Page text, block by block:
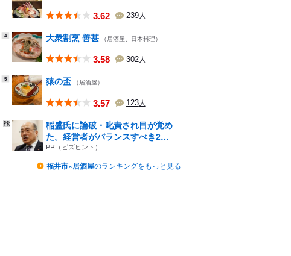
3.62 239人
4 大衆割烹 善甚 （居酒屋、日本料理）
3.58 302人
5 猿の盃 （居酒屋）
3.57 123人
稲盛氏に論破・叱責され目が覚め
た。経営者がバランスすべき2
つ...
PR（ビズヒント）
福井市×居酒屋のランキングをもっと見る